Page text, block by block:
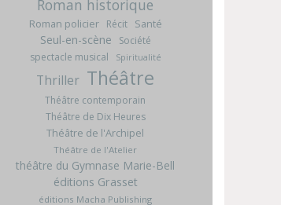
Roman historique
Roman policier Récit Santé
Seul-en-scène
Société
spectacle musical
Spiritualité
Thriller Théâtre
Théâtre contemporain
Théâtre de Dix Heures
Théâtre de l'Archipel
Théâtre de l'Atelier
théâtre du Gymnase Marie-Bell
éditions Grasset
éditions Macha Publishing